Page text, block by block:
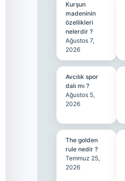
Kurşun
madeninin
özellikleri
nelerdir ?
Ağustos 7,
2026
Avcılık spor
dalı mı ?
Ağustos 5,
2026
The golden
rule nedir ?
Temmuz 25,
2026